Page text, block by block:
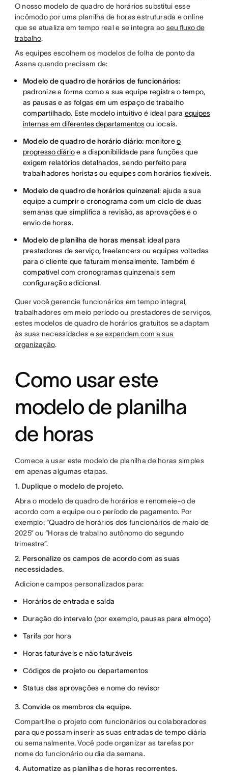
O nosso modelo de quadro de horários substitui esse
incômodo por uma planilha de horas estruturada e online
que se atualiza em tempo real e se integra ao seu fluxo de
trabalho.
As equipes escolhem os modelos de folha de ponto da
Asana quando precisam de:
Modelo de quadro de horários de funcionários:
padronize a forma como a sua equipe registra o tempo,
as pausas e as folgas em um espaço de trabalho
compartilhado. Este modelo intuitivo é ideal para equipes
internas em diferentes departamentosou locais.
Modelo de quadro de horário diário: monitoreo
progresso diárioe a disponibilidade para funções que
exigem relatórios detalhados, sendo perfeito para
trabalhadores horistas ou equipes com horários flexíveis.
Modelo de quadro de horários quinzenal: ajuda a sua
equipe a cumprir o cronograma com um ciclo de duas
semanas que simplifica a revisão, as aprovações e o
envio de horas.
Modelo de planilha de horas mensal: ideal para
prestadores de serviço, freelancers ou equipes voltadas
para o cliente que faturam mensalmente. Também é
compatível com cronogramas quinzenais sem
configuração adicional.
Quer você gerencie funcionários em tempo integral,
trabalhadores em meio período ou prestadores de serviços,
estes modelos de quadro de horários gratuitos se adaptam
às suas necessidades ese expandem com a sua
organização.
Como usar este
modelo de planilha
de horas
Comece a usar este modelo de planilha de horas simples
em apenas algumas etapas.
1. Duplique o modelo de projeto.
Abra o modelo de quadro de horários e renomeie-o de
acordo com a equipe ou o período de pagamento. Por
exemplo: “Quadro de horários dos funcionários de maio de
2025” ou “Horas de trabalho autônomo do segundo
trimestre”.
2. Personalize os campos de acordo com as suas
necessidades.
Adicione campos personalizados para:
Horários de entrada e saída
Duração do intervalo (por exemplo, pausas para almoço)
Tarifa por hora
Horas faturáveis e não faturáveis
Códigos de projeto ou departamentos
Status das aprovações e nome do revisor
3. Convide os membros da equipe.
Compartilhe o projeto com funcionários ou colaboradores
para que possam inserir as suas entradas de tempo diária
ou semanalmente. Você pode organizar as tarefas por
nome do funcionário ou dia da semana.
4. Automatize as planilhas de horas recorrentes.